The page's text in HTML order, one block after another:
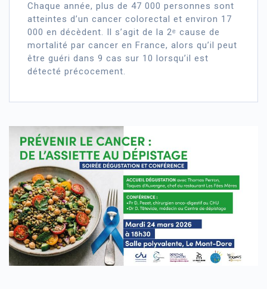
Chaque année, plus de 47 000 personnes sont
atteintes d’un cancer colorectal et environ 17
000 en décèdent. Il s’agit de la 2ᵉ cause de
mortalité par cancer en France, alors qu’il peut
être guéri dans 9 cas sur 10 lorsqu’il est
détecté précocement.